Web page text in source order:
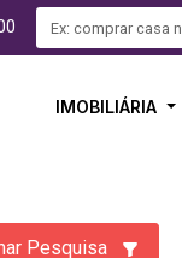
IMOBILIÁRIA
Pesquisa